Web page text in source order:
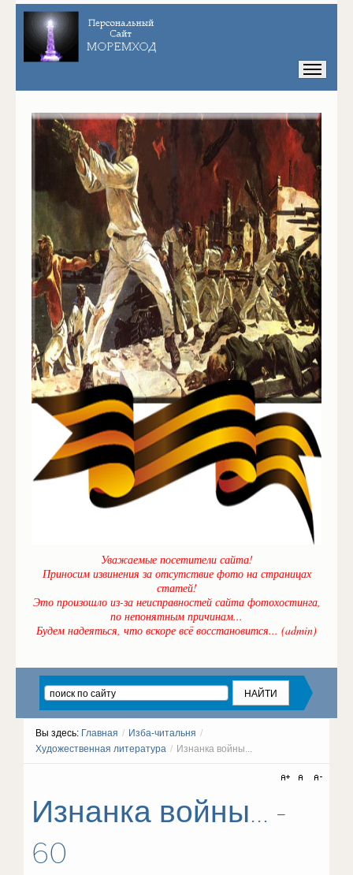
Уважаемые посетители сайта!
Приносим извинения за отсутствие фото на страницах
статей!
Это произошло из-за неисправностей сайта фотохостинга,
по непонятным причинам...
Будем надеяться, что вскоре всё восстановится... (admin)
Вы здесь: Главная / Изба-читальня /
Художественная литература / Изнанка войны...
Изнанка войны... -
60